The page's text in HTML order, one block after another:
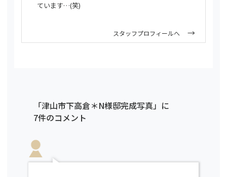
ています…(笑)
スタッフプロフィールへ
「津山市下高倉＊N様邸完成写真」に
7件のコメント